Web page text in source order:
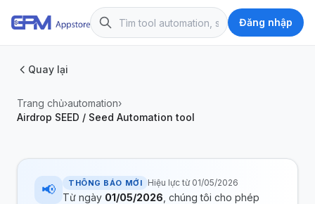
Đăng nhập
Quay lại
Trang chủ›automation›
Airdrop SEED / Seed Automation tool
📢 THÔNG BÁO MỚI Hiệu lực từ 01/05/2026
Từ ngày 01/05/2026 , chúng tôi cho phép